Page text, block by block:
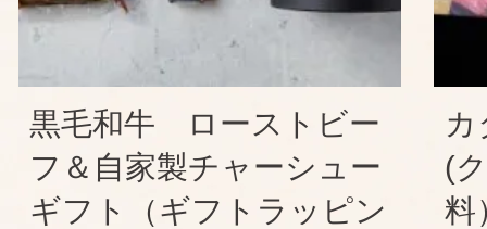
黒毛和牛 ローストビー
フ＆自家製チャーシュー
ギフト（ギフトラッピン
(
料